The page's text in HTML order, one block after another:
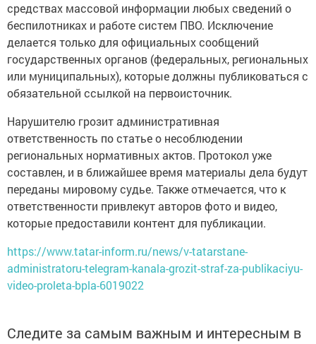
средствах массовой информации любых сведений о
беспилотниках и работе систем ПВО. Исключение
делается только для официальных сообщений
государственных органов (федеральных, региональных
или муниципальных), которые должны публиковаться с
обязательной ссылкой на первоисточник.
Нарушителю грозит административная
ответственность по статье о несоблюдении
региональных нормативных актов. Протокол уже
составлен, и в ближайшее время материалы дела будут
переданы мировому судье. Также отмечается, что к
ответственности привлекут авторов фото и видео,
которые предоставили контент для публикации.
https://www.tatar-inform.ru/news/v-tatarstane-
administratoru-telegram-kanala-grozit-straf-za-publikaciyu-
video-proleta-bpla-6019022
Следите за самым важным и интересным в